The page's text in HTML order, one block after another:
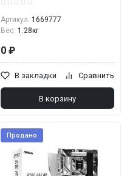
Артикул: 1669777
Вес: 1.28кг
0 ₽
В закладки Сравнить
В корзину
Продано